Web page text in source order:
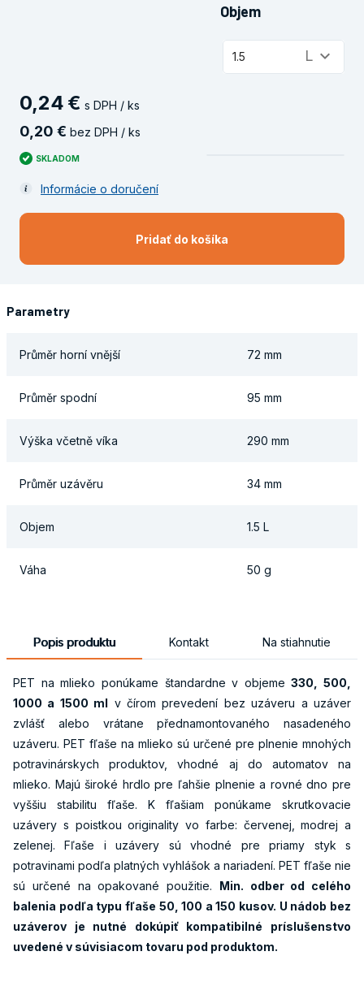
Objem
1.5 L keyboard_arrow_down
0,24 € s DPH / ks
0,20 € bez DPH / ks
SKLADOM
Informácie o doručení
Pridať do košíka
Parametry
Průměr horní vnější 72 mm
Průměr spodní 95 mm
Výška včetně víka 290 mm
Průměr uzávěru 34 mm
Objem 1.5 L
Váha 50 g
Popis produktu Kontakt Na stiahnutie
PET na mlieko ponúkame štandardne v objeme330, 500,
1000 a 1500 ml v čírom prevedení bez uzáveru a uzáver
zvlášť alebo vrátane přednamontovaného nasadeného
uzáveru. PET fľaše na mlieko sú určené pre plnenie mnohých
potravinárskych produktov, vhodné aj do automatov na
mlieko. Majú široké hrdlo pre ľahšie plnenie a rovné dno pre
vyššiu stabilitu fľaše. K fľašiam ponúkame skrutkovacie
uzávery s poistkou originality vo farbe: červenej, modrej a
zelenej. Fľaše i uzávery sú vhodné pre priamy styk s
potravinami podľa platných vyhlášok a nariadení. PET fľaše nie
sú určené na opakované použitie. Min. odber od celého
balenia podľa typu fľaše 50, 100 a 150 kusov. U nádob bez
uzáverov je nutné dokúpiť kompatibilné príslušenstvo
uvedené v súvisiacom tovaru pod produktom.